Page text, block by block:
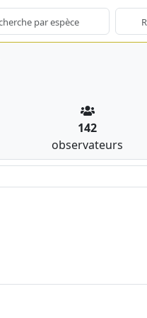
142
observateurs